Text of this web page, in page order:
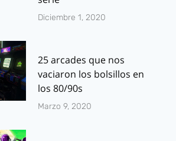
Diciembre 1, 2020
25 arcades que nos
vaciaron los bolsillos en
los 80/90s
Marzo 9, 2020